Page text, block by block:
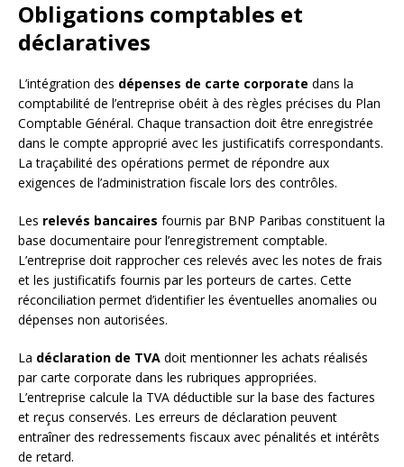
Obligations comptables et
déclaratives
L’intégration des dépenses de carte corporate dans la
comptabilité de l’entreprise obéit à des règles précises du Plan
Comptable Général. Chaque transaction doit être enregistrée
dans le compte approprié avec les justificatifs correspondants.
La traçabilité des opérations permet de répondre aux
exigences de l’administration fiscale lors des contrôles.
Les relevés bancaires fournis par BNP Paribas constituent la
base documentaire pour l’enregistrement comptable.
L’entreprise doit rapprocher ces relevés avec les notes de frais
et les justificatifs fournis par les porteurs de cartes. Cette
réconciliation permet d’identifier les éventuelles anomalies ou
dépenses non autorisées.
La déclaration de TVA doit mentionner les achats réalisés
par carte corporate dans les rubriques appropriées.
L’entreprise calcule la TVA déductible sur la base des factures
et reçus conservés. Les erreurs de déclaration peuvent
entraîner des redressements fiscaux avec pénalités et intérêts
de retard.